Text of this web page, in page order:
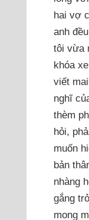
hai vợ
anh
tôi vừa
khóa
viết
nghĩ
thèm
hỏi,
muốn
bản
nhàng
gắng
mong